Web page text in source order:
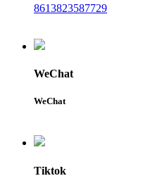
8613823587729
WeChat
WeChat
Tiktok